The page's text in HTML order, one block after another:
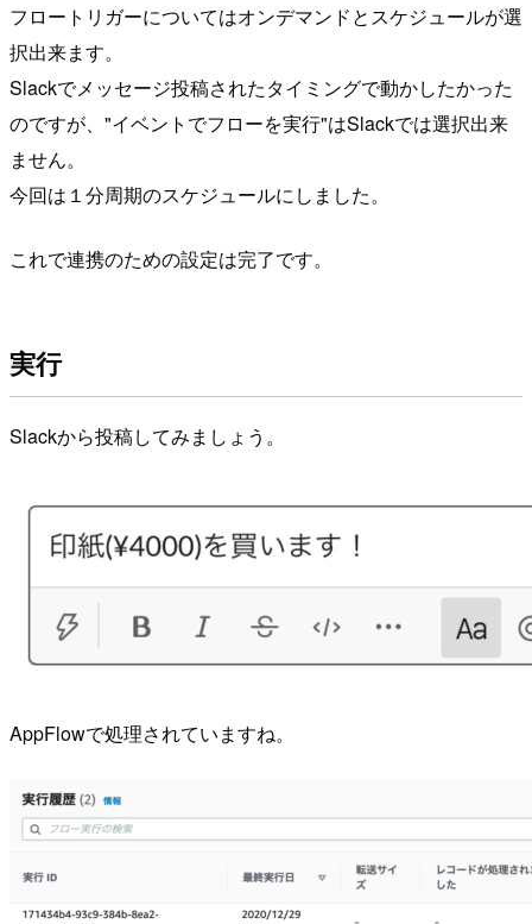
フロートリガーについてはオンデマンドとスケジュールが選
択出来ます。
Slackでメッセージ投稿されたタイミングで動かしたかった
のですが、"イベントでフローを実行"はSlackでは選択出来
ません。
今回は１分周期のスケジュールにしました。
これで連携のための設定は完了です。
実行
Slackから投稿してみましょう。
AppFlowで処理されていますね。